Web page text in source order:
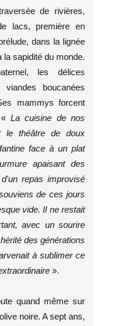
de rivières,
lacs, première en
dans la lignée
sapidité du monde.
les délices
viandes boucanées
mammys forcent
La cuisine de nos
le théâtre de doux
face à un plat
apaisant des
repas improvisé
de ces jours
vide. Il ne restait
avec un sourire
des générations
à sublimer ce
».
quand même sur
noire. A sept ans,